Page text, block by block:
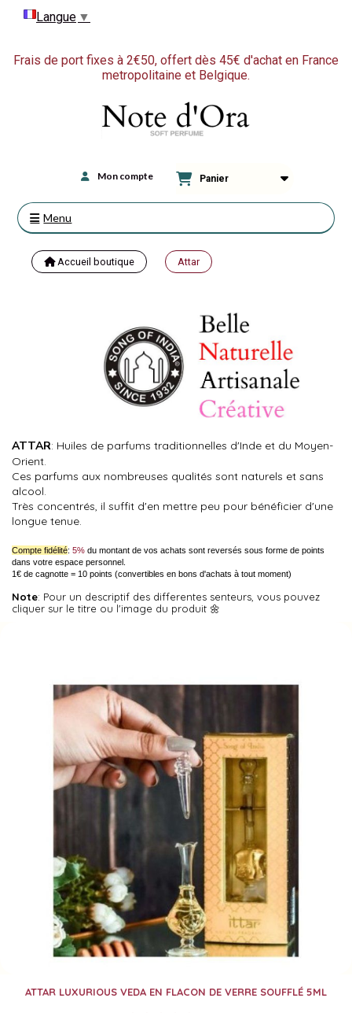
Frais de port fixes à 2€50, offert dès 45€ d'achat en France
metropolitaine et Belgique.
Mon compte Panier
Menu
Accueil boutique Attar
ATTAR: Huiles de parfums traditionnelles d'Inde et du Moyen-
Orient.
Ces parfums aux nombreuses qualités sont naturels et sans
alcool.
Très concentrés, il suffit d'en mettre peu pour bénéficier d'une
longue tenue.
Compte fidélité: 5% du montant de vos achats sont reversés sous forme de points
dans votre espace personnel.
1€ de cagnotte = 10 points (convertibles en bons d'achats à tout moment)
Note: Pour un descriptif des differentes senteurs, vous pouvez
cliquer sur le titre ou l'image du produit 🌼
ATTAR LUXURIOUS VEDA EN FLACON DE VERRE SOUFFLÉ 5ML
Langue ▼